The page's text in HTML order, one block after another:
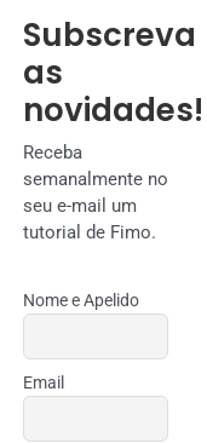
Subscreva
as
novidades!
Receba
semanalmente no
seu e-mail um
tutorial de Fimo.
Nome e Apelido
Email